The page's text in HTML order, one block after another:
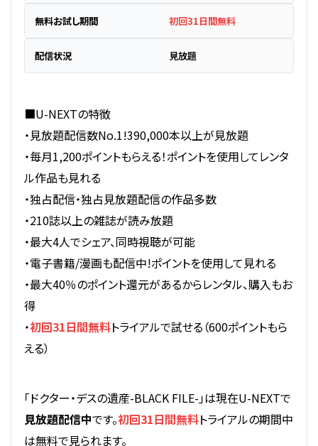
無料お試し期間 初回31日間無料
配信状況 見放題
■U-NEXTの特徴
・見放題配信数No.1!390,000本以上が見放題
・毎月1,200ポイントもらえる！ポイントを使用してレンタ
ル作品も見れる
・独占配信・独占見放題配信の作品多数
・210誌以上の雑誌が読み放題
・最大4人でシェア、同時視聴が可能
・電子書籍/漫画も配信中!ポイントを使用して見れる
・最大40％のポイント還元があるからレンタル、購入もお
得
・初回31日間無料トライアルで試せる（600ポイントもら
える）
「ドクター・デスの遺産-BLACK FILE-」は現在U-NEXTで
見放題配信中です。初回31日間無料トライアルの期間中
は無料で見られます。